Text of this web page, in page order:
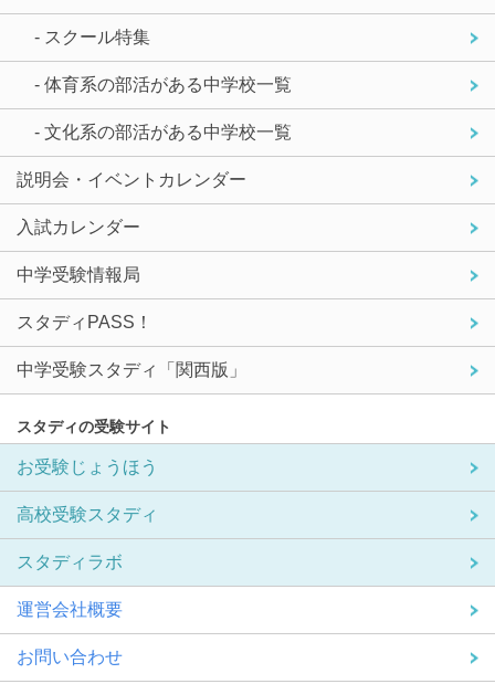
- スクール特集
- 体育系の部活がある中学校一覧
- 文化系の部活がある中学校一覧
説明会・イベントカレンダー
入試カレンダー
中学受験情報局
スタディPASS！
中学受験スタディ「関西版」
スタディの受験サイト
お受験じょうほう
高校受験スタディ
スタディラボ
運営会社概要
お問い合わせ